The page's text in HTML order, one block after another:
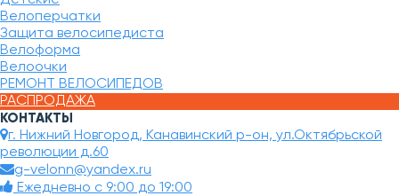
Велоперчатки
Защита велосипедиста
Велоформа
Велоочки
РЕМОНТ ВЕЛОСИПЕДОВ
РАСПРОДАЖА
КОНТАКТЫ
г. Нижний Новгород, Канавинский р-он, ул.Октябрьской
революции д.60
g-velonn@yandex.ru
Ежедневно с 9:00 до 19:00